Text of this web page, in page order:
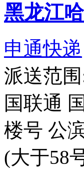
黑龙江
申通快递
派送范
国联通
楼号 公
(大于58